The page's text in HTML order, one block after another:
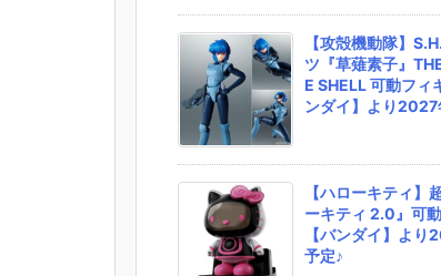
【攻殻機動隊】
ツ『草薙素子』
E SHELL 可動フィ
ンダイ】より2027
【ハローキティ】
ーキティ 2.0』可
【バンダイ】より
予定♪